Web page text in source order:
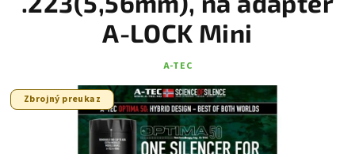
A-LOCK Mini
A-TEC
Zbrojný preukaz